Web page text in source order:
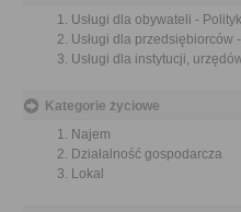
Usługi dla obywateli -
Usługi dla przedsiębiorców
Usługi dla instytucji,
Kategorie życiowe
Najem
Działalność gospodarcza
Lokal